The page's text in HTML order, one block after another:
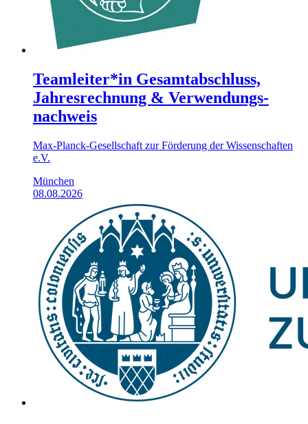
Teamleiter*in Gesamt­abschluss,
Jahres­rechnung & Verwendungs­
nachweis
Max-Planck-Gesellschaft zur Förderung der Wissenschaften
e.V.
München
08.08.2026